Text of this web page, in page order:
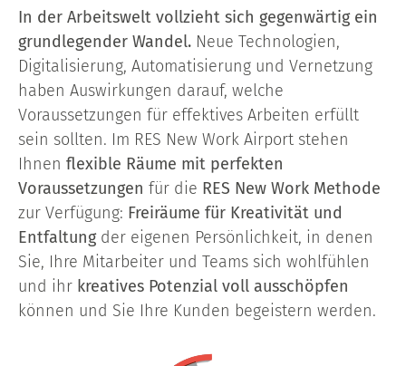
In der Arbeitswelt vollzieht sich gegenwärtig ein
grundlegender Wandel. Neue Technologien,
Digitalisierung, Automatisierung und Vernetzung
haben Auswirkungen darauf, welche
Voraussetzungen für effektives Arbeiten erfüllt
sein sollten. Im RES New Work Airport stehen
Ihnen flexible Räume mit perfekten
Voraussetzungen für die RES New Work Methode
zur Verfügung: Freiräume für Kreativität und
Entfaltungder eigenen Persönlichkeit, in denen
Sie, Ihre Mitarbeiter und Teams sich wohlfühlen
und ihr kreatives Potenzial voll ausschöpfen
können und Sie Ihre Kunden begeistern werden.